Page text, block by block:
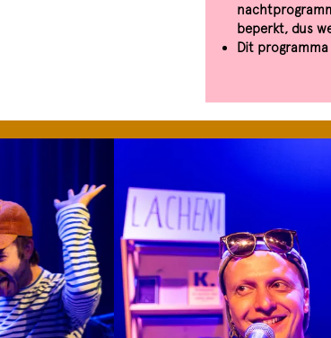
beperkt, dus
Dit programma